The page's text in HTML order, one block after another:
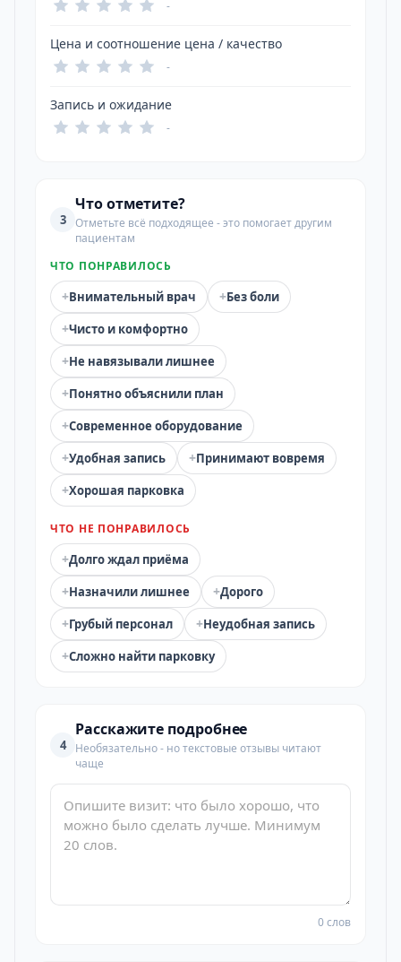
-
Цена и соотношение цена / качество
-
Запись и ожидание
-
3
Что отметите?
Отметьте всё подходящее - это помогает другим
пациентам
ЧТО ПОНРАВИЛОСЬ
+Внимательный врач +Без боли
+Чисто и комфортно
+Не навязывали лишнее
+Понятно объяснили план
+Современное оборудование
+Удобная запись +Принимают вовремя
+Хорошая парковка
ЧТО НЕ ПОНРАВИЛОСЬ
+Долго ждал приёма
+Назначили лишнее +Дорого
+Грубый персонал +Неудобная запись
+Сложно найти парковку
4
Расскажите подробнее
Необязательно - но текстовые отзывы читают
чаще
0 слов